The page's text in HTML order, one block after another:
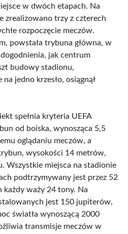
w dwóch etapach. Na
zrealizowano trzy z czterech
rozpoczęcie meczów.
powstała trybuna główna, w
jak centrum
budowy stadionu,
jedno krzesło, osiągnął
spełnia kryteria UEFA
od boiska, wynosząca 5,5
oglądaniu meczów, a
wysokości 14 metrów,
Wszystkie miejsca na stadionie
podtrzymywany jest przez 52
każdy waży 24 tony. Na
jest 150 jupiterów,
światła wynoszącą 2000
transmisje meczów w